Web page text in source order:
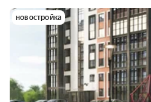
новостройка